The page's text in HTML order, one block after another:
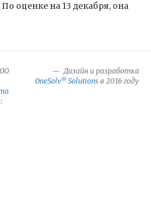
оценке на 13 декабря, она
Дизайн и разработка
OneSolv® Solutions в 2016 году